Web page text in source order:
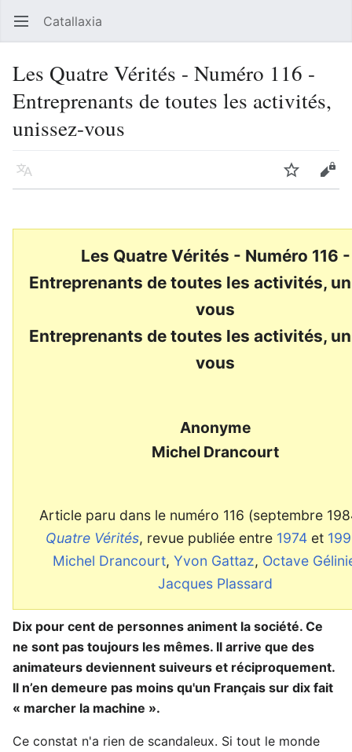
Ouvrir le menu principal Catallaxia
Les Quatre Vérités - Numéro 116 -
Entreprenants de toutes les activités,
unissez-vous
Langue Suivre
Les Quatre Vérités - Numéro 116 -
Entreprenants de toutes les activités,
vous
Entreprenants de toutes les activités,
vous
Anonyme
Michel Drancourt
Article paru dans le numéro 116 (septembre
Quatre Vérités, revue publiée entre 1974et
Michel Drancourt,Yvon Gattaz, Octave
Jacques Plassard
Dix pour cent de personnes animent la société. Ce
ne sont pas toujours les mêmes. Il arrive que des
animateurs deviennent suiveurs et réciproquement.
Il n’en demeure pas moins qu'un Français sur dix fait
« marcher la machine ».
Ce constat n'a rien de scandaleux. Si tout le monde